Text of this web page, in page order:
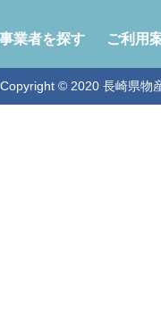
事業者を探す ご利用
Copyright © 2020 長崎県物